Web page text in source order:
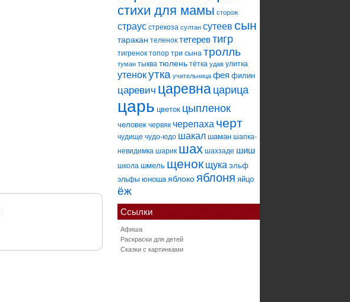
стихи для мамы сторож
страус стрекоза султан сутеев сын
таракан теленок тетеревтигр
тигренок топор три сына тролль
туман тыква тюлень тётка удав улитка
утенокутка учительница фея филин
царевич царевна царица
царь цветок цыпленок
человек червяк черепаха черт
чудище чудо-юдо шакал шаман шапка-
невидимка шарик шах шахзаде шиш
школа шмель щенок щука эльф
эльфы юноша яблоко яблоня яйцо
ёж
Ссылки
Афиша
Раскраски для детей
Сказки с картинками